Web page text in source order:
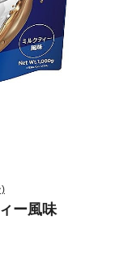
)
ー風味